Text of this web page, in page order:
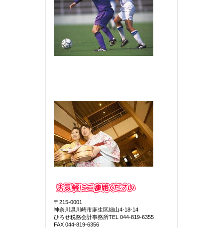
〒215-0001
神奈川県川崎市麻生区細山4-18-14
ひろせ税務会計事務所TEL 044-819-6355
FAX 044-819-6356